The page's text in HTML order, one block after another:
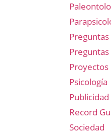
Preguntas
Proyectos
Psicología
Record
Sociedad